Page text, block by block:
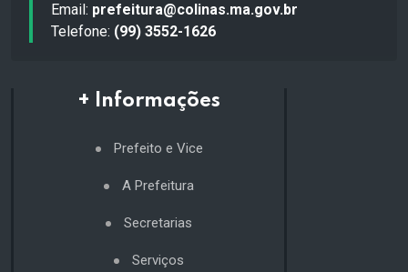
Email: prefeitura@colinas.ma.gov.br
Telefone: (99) 3552-1626
+ Informações
Prefeito e Vice
A Prefeitura
Secretarias
Serviços